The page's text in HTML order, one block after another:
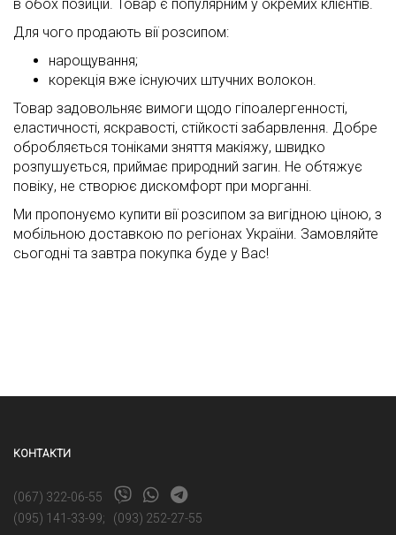
в обох позицій. Товар є популярним у окремих клієнтів.
Для чого продають вії розсипом:
нарощування;
корекція вже існуючих штучних волокон.
Товар задовольняє вимоги щодо гіпоалергенності,
еластичності, яскравості, стійкості забарвлення. Добре
обробляється тоніками зняття макіяжу, швидко
розпушується, приймає природний загин. Не обтяжує
повіку, не створює дискомфорт при морганні.
Ми пропонуємо купити вії розсипом за вигідною ціною, з
мобільною доставкою по регіонах України. Замовляйте
сьогодні та завтра покупка буде у Вас!
КОНТАКТИ
(067) 322-06-55
(095) 141-33-99; (093) 252-27-55